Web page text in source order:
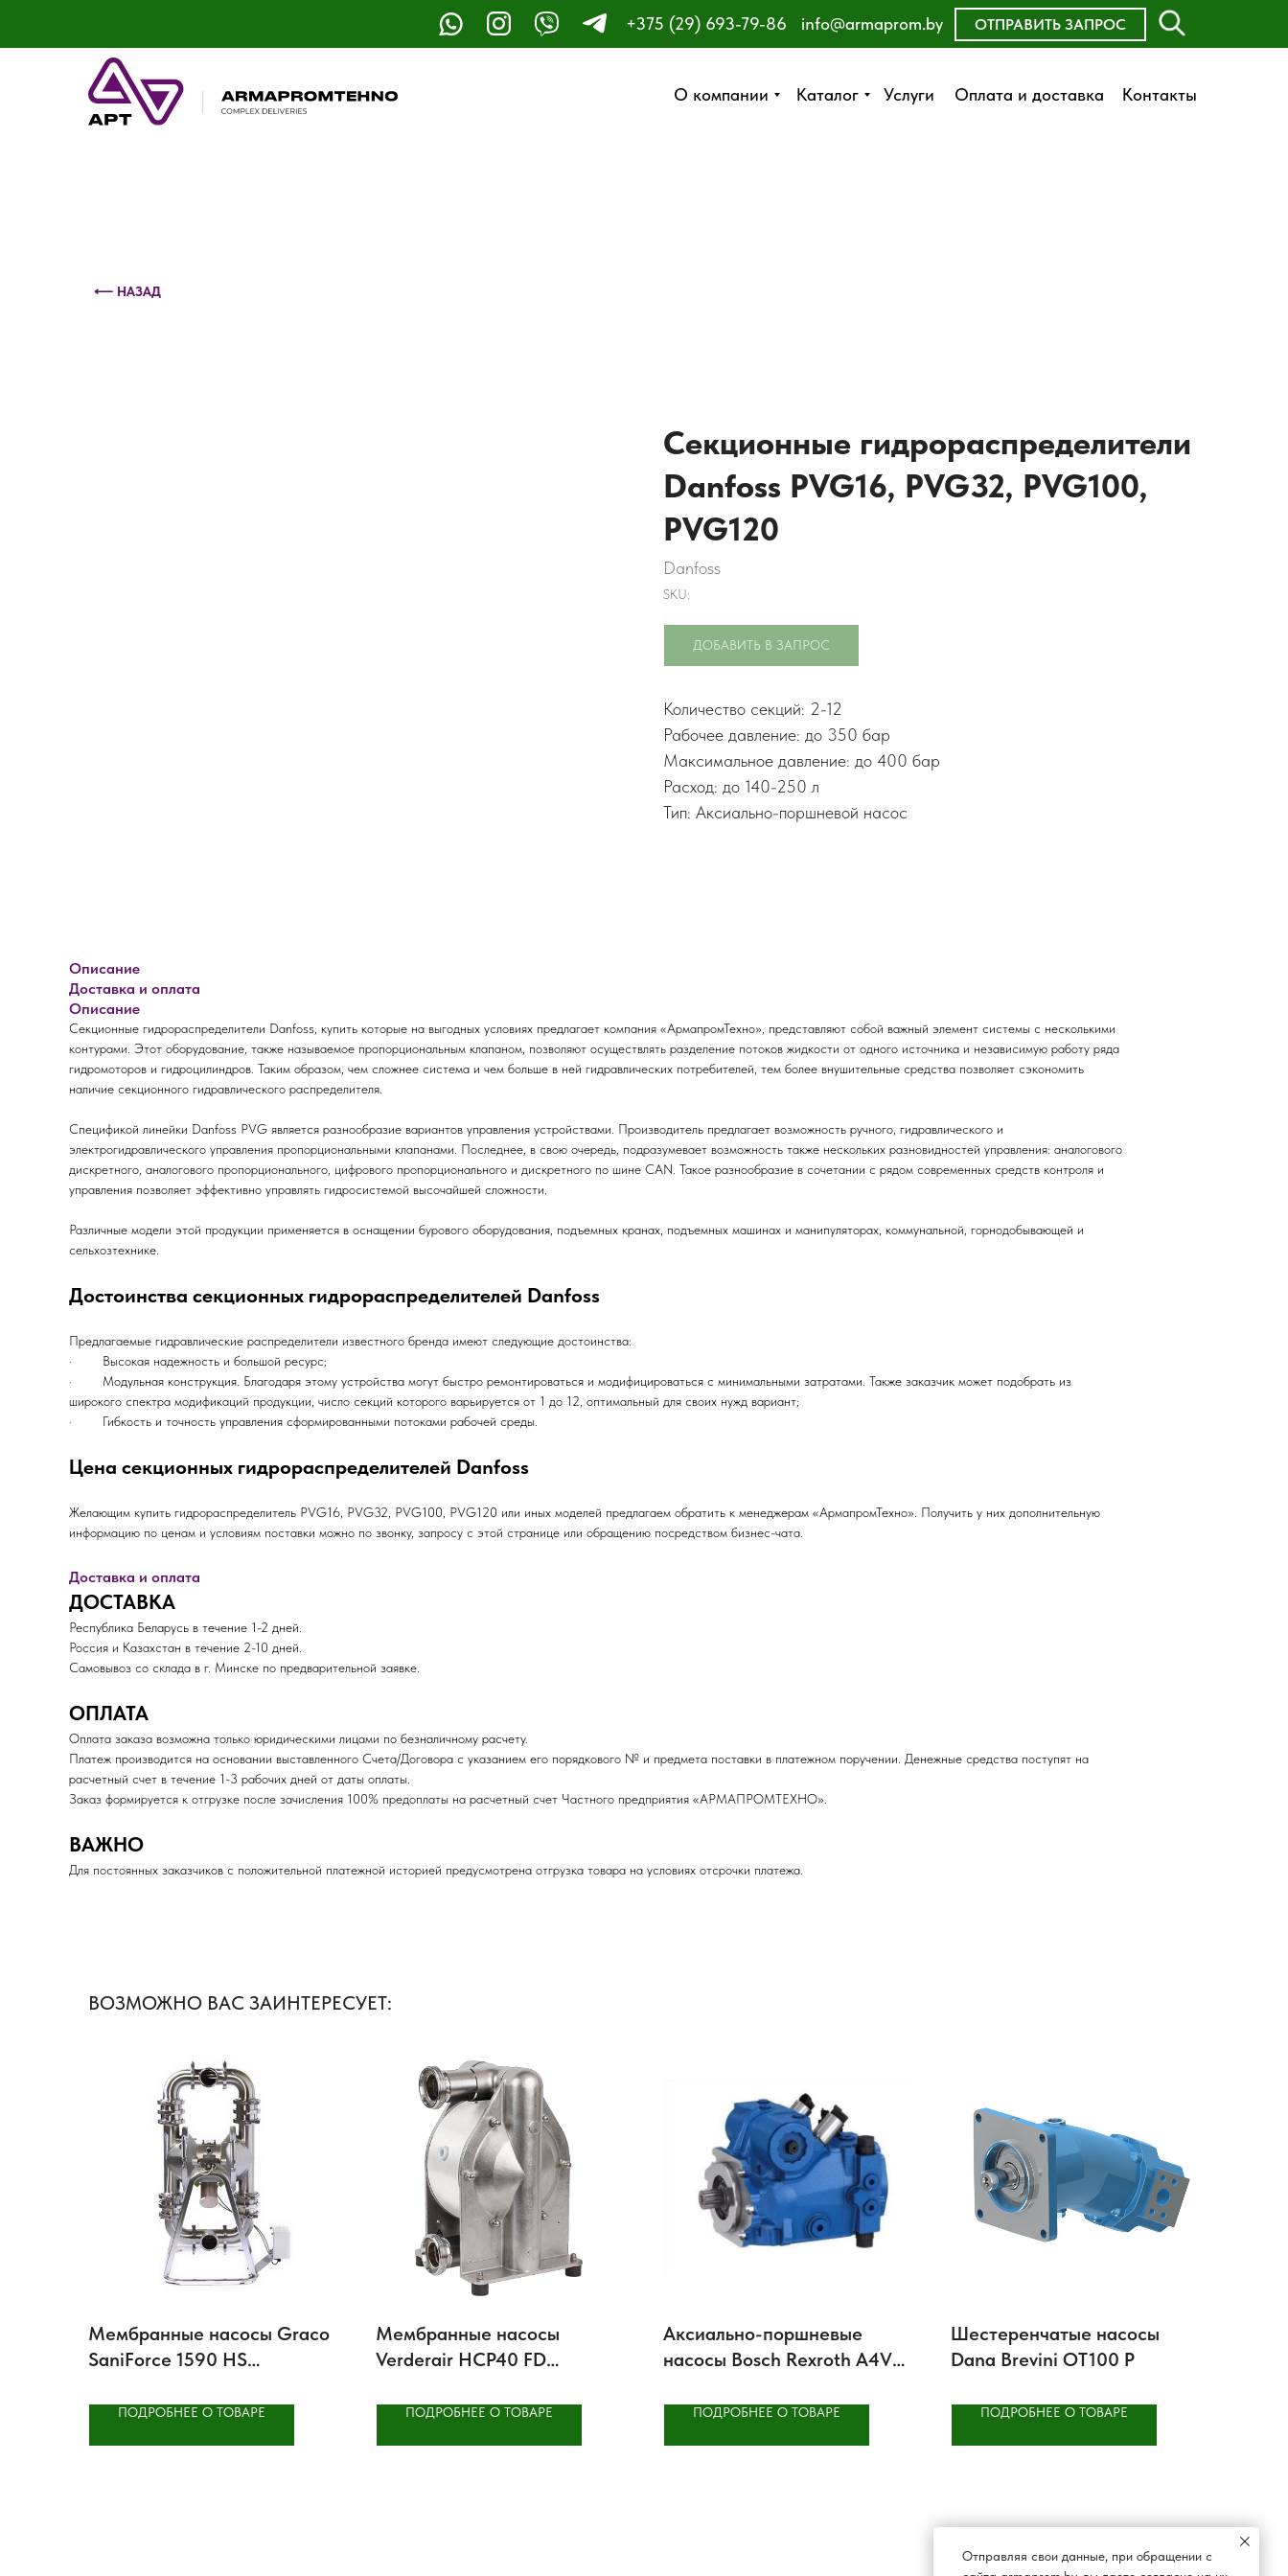
О компании Каталог Услуги Оплата и доставка Контакты
+375 (29) 693-79-86 ОТПРАВИТЬ ЗАПРОС
info@armaprom.by
О компании Каталог Услуги Оплата и доставка Контакты
ОСТАВИТЬ ЗАЯВКУ
ЗАКАЗАТЬ ЗВОНОК
⟵ НАЗАД
Секционные гидрораспределители
Danfoss PVG16, PVG32, PVG100,
PVG120
Danfoss
SKU:
ДОБАВИТЬ В ЗАПРОС
Количество секций: 2-12
Рабочее давление: до 350 бар
Максимальное давление: до 400 бар
Расход: до 140-250 л
Тип: Аксиально-поршневой насос
Описание
Доставка и оплата
Описание
Секционные гидрораспределители Danfoss, купить которые на выгодных условиях предлагает компания «АрмапромТехно», представляют собой важный элемент системы с несколькими
контурами. Этот оборудование, также называемое пропорциональным клапаном, позволяют осуществлять разделение потоков жидкости от одного источника и независимую работу ряда
гидромоторов и гидроцилиндров. Таким образом, чем сложнее система и чем больше в ней гидравлических потребителей, тем более внушительные средства позволяет сэкономить
наличие секционного гидравлического распределителя.
Спецификой линейки Danfoss PVG является разнообразие вариантов управления устройствами. Производитель предлагает возможность ручного, гидравлического и
электрогидравлического управления пропорциональными клапанами. Последнее, в свою очередь, подразумевает возможность также нескольких разновидностей управления: аналогового
дискретного, аналогового пропорционального, цифрового пропорционального и дискретного по шине CAN. Такое разнообразие в сочетании с рядом современных средств контроля и
управления позволяет эффективно управлять гидросистемой высочайшей сложности.
Различные модели этой продукции применяется в оснащении бурового оборудования, подъемных кранах, подъемных машинах и манипуляторах, коммунальной, горнодобывающей и
сельхозтехнике.
Достоинства секционных гидрораспределителей Danfoss
Предлагаемые гидравлические распределители известного бренда имеют следующие достоинства:
· Высокая надежность и большой ресурс;
· Модульная конструкция. Благодаря этому устройства могут быстро ремонтироваться и модифицироваться с минимальными затратами. Также заказчик может подобрать из
широкого спектра модификаций продукции, число секций которого варьируется от 1 до 12, оптимальный для своих нужд вариант;
· Гибкость и точность управления сформированными потоками рабочей среды.
Цена секционных гидрораспределителей Danfoss
Желающим купить гидрораспределитель PVG16, PVG32, PVG100, PVG120 или иных моделей предлагаем обратить к менеджерам «АрмапромТехно». Получить у них дополнительную
информацию по ценам и условиям поставки можно по звонку, запросу с этой странице или обращению посредством бизнес-чата.
Доставка и оплата
ДОСТАВКА
Республика Беларусь в течение 1-2 дней.
Россия и Казахстан в течение 2-10 дней.
Самовывоз со склада в г. Минске по предварительной заявке.
ОПЛАТА
Оплата заказа возможна только юридическими лицами по безналичному расчету.
Платеж производится на основании выставленного Счета/Договора с указанием его порядкового № и предмета поставки в платежном поручении. Денежные средства поступят на
расчетный счет в течение 1-3 рабочих дней от даты оплаты.
Заказ формируется к отгрузке после зачисления 100% предоплаты на расчетный счет Частного предприятия «АРМАПРОМТЕХНО».
ВАЖНО
Для постоянных заказчиков с положительной платежной историей предусмотрена отгрузка товара на условиях отсрочки платежа.
ВОЗМОЖНО ВАС ЗАИНТЕРЕСУЕТ:
Мембранные насосы Graco
SaniForce 1590 HS
ПОДРОБНЕЕ О ТОВАРЕ
Мембранные насосы
Verderair HCP40 FD
ПОДРОБНЕЕ О ТОВАРЕ
Аксиально-поршневые
насосы Bosch Rexroth A4VG
ПОДРОБНЕЕ О ТОВАРЕ
Шестеренчатые насосы
Dana Brevini OT100 P
ПОДРОБНЕЕ О ТОВАРЕ
Отправляя свои данные, при обращении с